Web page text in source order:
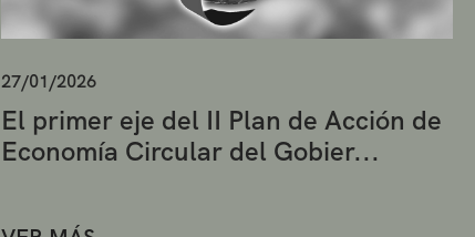
27/01/2026
El primer eje del II Plan de Acción de
Economía Circular del Gobier...